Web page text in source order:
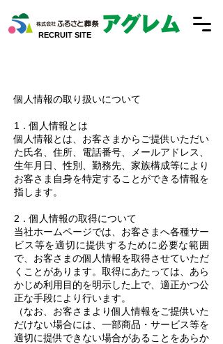
RECRUIT SITE
個人情報の取り扱いについて
1．個人情報とは
個人情報とは、お客さまからご提供いただい
た氏名、住所、電話番号、メールアドレス、
生年月日、性別、勤務先、家族構成等により
お客さま自身を特定することができる情報を
指します。
2．個人情報の取得について
当社ホームページでは、お客さまへ各種サー
ビス等を適切に提供するために必要な範囲
で、お客さまの個人情報を取得させていただ
くことがあります。取得にあたっては、あら
かじめ利用目的を明示した上で、適正かつ公
正な手段により行います。
（なお、お客さまより個人情報をご提供いた
だけない場合には、一部商品・サービス等を
適切に提供できない場合があることをあらか